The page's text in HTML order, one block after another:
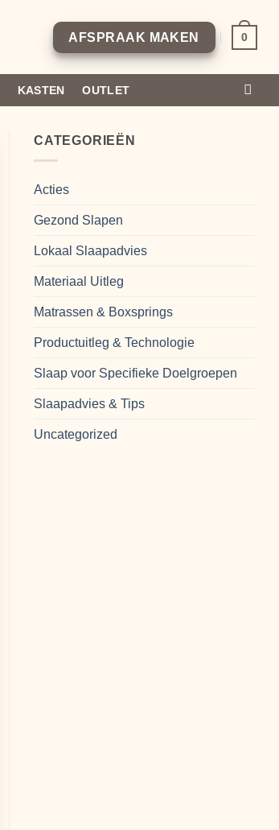
AFSPRAAK MAKEN 0
KASTEN OUTLET
CATEGORIEËN
Acties
Gezond Slapen
Lokaal Slaapadvies
Materiaal Uitleg
Matrassen & Boxsprings
Productuitleg & Technologie
Slaap voor Specifieke Doelgroepen
Slaapadvies & Tips
Uncategorized